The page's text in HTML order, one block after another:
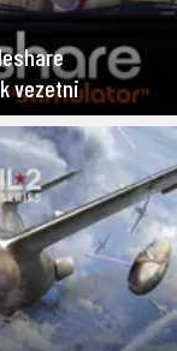
vezetni